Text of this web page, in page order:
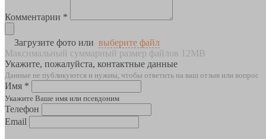
Комментарии *
Загрузите фото или выберите файл
Максимальный суммарный размер файлов 12MB
Укажите, пожалуйста, контактные данные
Данные не публикуются и нужны, чтобы ответить на ваш отзыв или вопрос
Имя *
Укажите Ваше имя или псевдоним
Телефон
Email